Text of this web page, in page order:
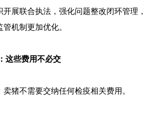
展联合执法，强化问题整改闭环管理，
机制更加优化。
这些费用不必交
卖猪不需要交纳任何检疫相关费用。